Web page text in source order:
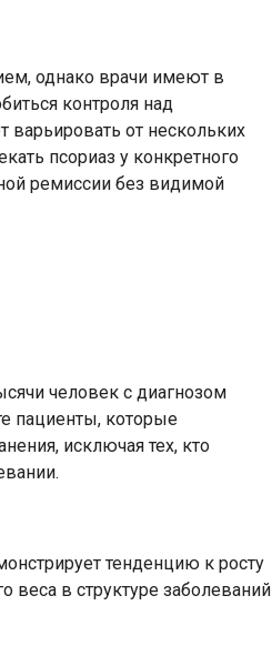
однако врачи имеют в
контроля над
от нескольких
псориаз у конкретного
ремиссии без видимой
человек с диагнозом
пациенты, которые
исключая тех, кто
тенденцию к росту
веса в структуре заболеваний